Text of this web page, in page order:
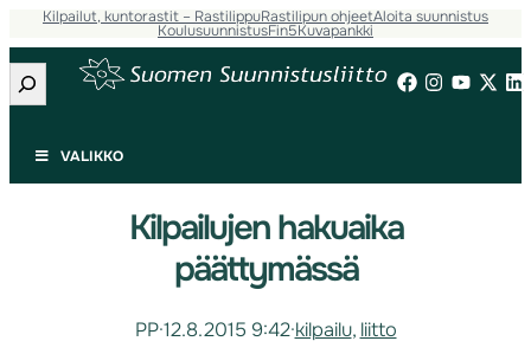
Kilpailut, kuntorastit – RastilippuRastilipun ohjeetAloita suunnistus
KoulusuunnistusFin5Kuvapankki
Etsi
VALIKKO
Kilpailujen hakuaika
päättymässä
PP·12.8.2015 9:42·kilpailu, liitto